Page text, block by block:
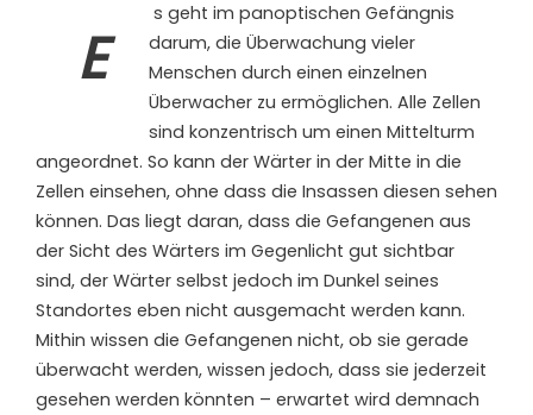
E
s geht im panoptischen Gefängnis
darum, die Überwachung vieler
Menschen durch einen einzelnen
Überwacher zu ermöglichen. Alle Zellen
sind konzentrisch um einen Mittelturm
angeordnet. So kann der Wärter in der Mitte in die
Zellen einsehen, ohne dass die Insassen diesen sehen
können. Das liegt daran, dass die Gefangenen aus
der Sicht des Wärters im Gegenlicht gut sichtbar
sind, der Wärter selbst jedoch im Dunkel seines
Standortes eben nicht ausgemacht werden kann.
Mithin wissen die Gefangenen nicht, ob sie gerade
überwacht werden, wissen jedoch, dass sie jederzeit
gesehen werden könnten – erwartet wird demnach